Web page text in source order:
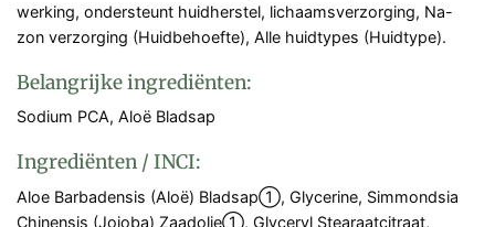
werking, ondersteunt huidherstel, lichaamsverzorging, Na-
zon verzorging (Huidbehoefte), Alle huidtypes (Huidtype).
Belangrijke ingrediënten:
Sodium PCA, Aloë Bladsap
Ingrediënten / INCI:
Aloe Barbadensis (Aloë) Bladsap➀, Glycerine, Simmondsia
Chinensis (Jojoba) Zaadolie➀, Glyceryl Stearaatcitraat,